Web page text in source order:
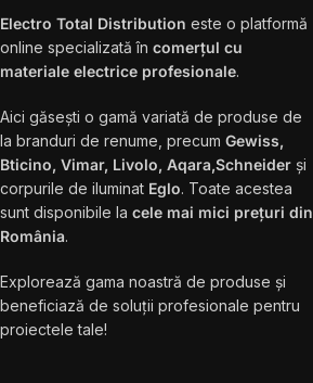
Electro Total Distribution este o platformă
online specializată în comerțul cu
materiale electrice profesionale.
Aici găsești o gamă variată de produse de
la branduri de renume, precum Gewiss,
Bticino, Vimar, Livolo, Aqara,Schneider și
corpurile de iluminat Eglo. Toate acestea
sunt disponibile la cele mai mici prețuri din
România.
Explorează gama noastră de produse și
beneficiază de soluții profesionale pentru
proiectele tale!